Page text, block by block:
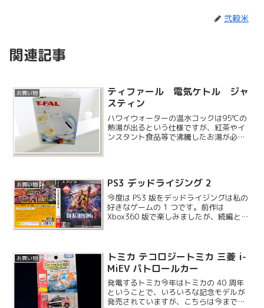
弐穀米
関連記事
お買い物
ティファール 電気ケトル ジャ
スティン
ハワイウォーターの温水コックは95℃の
熱湯が出るという仕様ですが、紅茶やイ
ンスタント食品等で沸騰したお湯が必要
お買い物 PS3 デッドライジング 2
今度は PS3 版をデッドライジングは私の
好きなゲームの 1 つです。前作は
Xbox360 版で楽しみましたが、続編とな
お買い物
トミカ テコロジートミカ 三菱 i-
MiEV パトロールカー
発電するトミカ今年はトミカの 40 周年
ということで、いろいろな記念モデルが
発売されていますが、こちらは今までの